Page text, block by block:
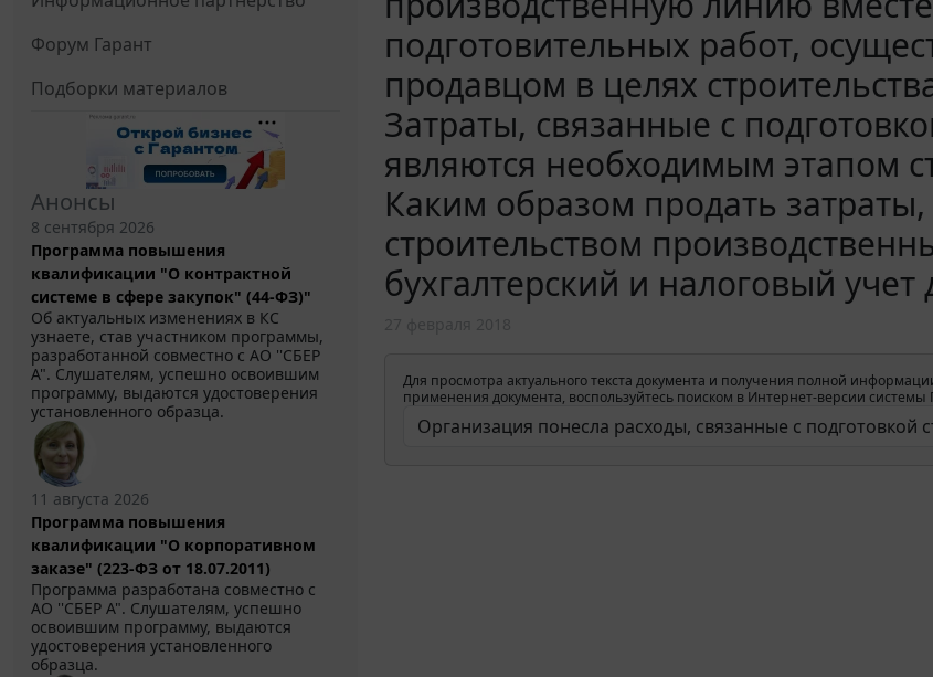
Форум Гарант
Подборки материалов
Анонсы
8 сентября 2026
Программа повышения
квалификации "О контрактной
системе в сфере закупок" (44-ФЗ)"
Об актуальных изменениях в КС
узнаете, став участником программы,
разработанной совместно с АО ''СБЕР
А". Слушателям, успешно освоившим
программу, выдаются удостоверения
установленного образца.
11 августа 2026
Программа повышения
квалификации "О корпоративном
заказе" (223-ФЗ от 18.07.2011)
Программа разработана совместно с
АО ''СБЕР А". Слушателям, успешно
освоившим программу, выдаются
удостоверения установленного
образца.
подготовительных работ,
продавцом в целях
Затраты, связанные с
являются необходимым этапом
Каким образом продать
строительством
бухгалтерский и налоговый
Для просмотра актуального текста документа и получения полной
применения документа, воспользуйтесь поиском в Интернет-версии системы